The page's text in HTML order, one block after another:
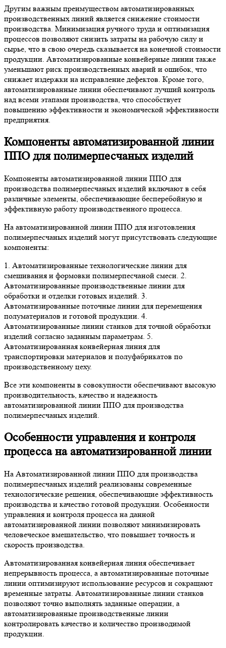
Другим важным преимуществом автоматизированных
производственных линий является снижение стоимости
производства. Минимизация ручного труда и оптимизация
процессов позволяют снизить затраты на рабочую силу и
сырье, что в свою очередь сказывается на конечной стоимости
продукции. Автоматизированные конвейерные линии также
уменьшают риск производственных аварий и ошибок, что
снижает издержки на исправление дефектов. Кроме того,
автоматизированные линии обеспечивают лучший контроль
над всеми этапами производства, что способствует
повышению эффективности и экономической эффективности
предприятия.
Компоненты автоматизированной линии
ППО для полимерпесчаных изделий
Компоненты автоматизированной линии ППО для
производства полимерпесчаных изделий включают в себя
различные элементы, обеспечивающие бесперебойную и
эффективную работу производственного процесса.
На автоматизированной линии ППО для изготовления
полимерпесчаных изделий могут присутствовать следующие
компоненты:
1. Автоматизированные технологические линии для
смешивания и формовки полимерпесчаной смеси. 2.
Автоматизированные производственные линии для
обработки и отделки готовых изделий. 3.
Автоматизированные поточные линии для перемещения
полуматериалов и готовой продукции. 4.
Автоматизированные линии станков для точной обработки
изделий согласно заданным параметрам. 5.
Автоматизированная конвейерная линия для
транспортировки материалов и полуфабрикатов по
производственному цеху.
Все эти компоненты в совокупности обеспечивают высокую
производительность, качество и надежность
автоматизированной линии ППО для производства
полимерпесчаных изделий.
Особенности управления и контроля
процесса на автоматизированной линии
На Автоматизированной линии ППО для производства
полимерпесчаных изделий реализованы современные
технологические решения, обеспечивающие эффективность
производства и качество готовой продукции. Особенности
управления и контроля процесса на данной
автоматизированной линии позволяют минимизировать
человеческое вмешательство, что повышает точность и
скорость производства.
Автоматизированная конвейерная линия обеспечивает
непрерывность процесса, а автоматизированные поточные
линии оптимизируют использование ресурсов и сокращают
временные затраты. Автоматизированные линии станков
позволяют точно выполнять заданные операции, а
автоматизированные производственные линии
контролировать качество и количество производимой
продукции.